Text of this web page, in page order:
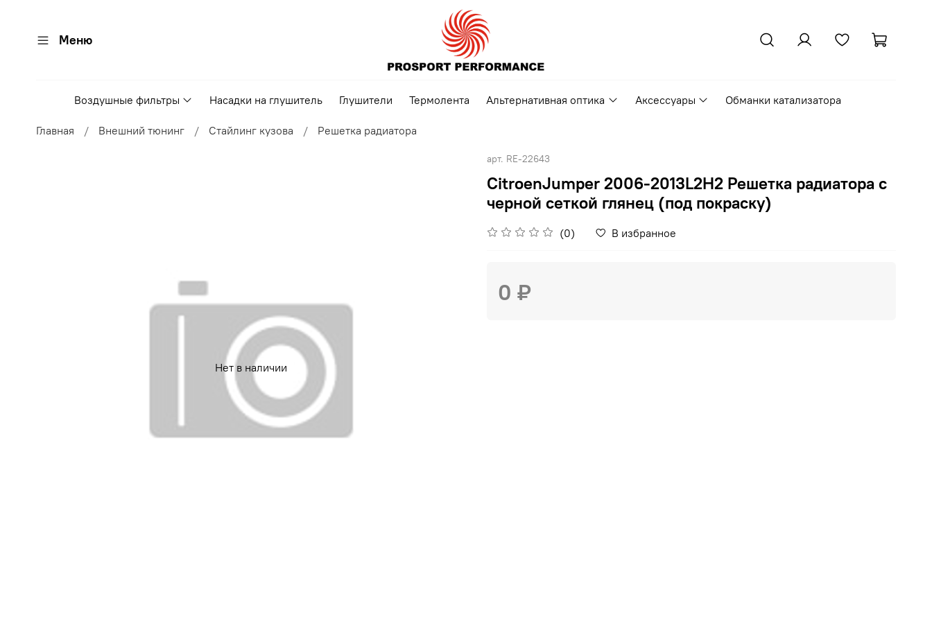
Меню
Воздушные фильтры Насадки на глушитель Глушители Термолента Альтернативная оптика Аксессуары Обманки катализатора
Главная Внешний тюнинг Стайлинг кузова Решетка радиатора
Нет в наличии
арт. RE-22643
CitroenJumper 2006-2013L2H2 Решетка радиатора с
черной сеткой глянец (под покраску)
(0) В избранное
0 ₽